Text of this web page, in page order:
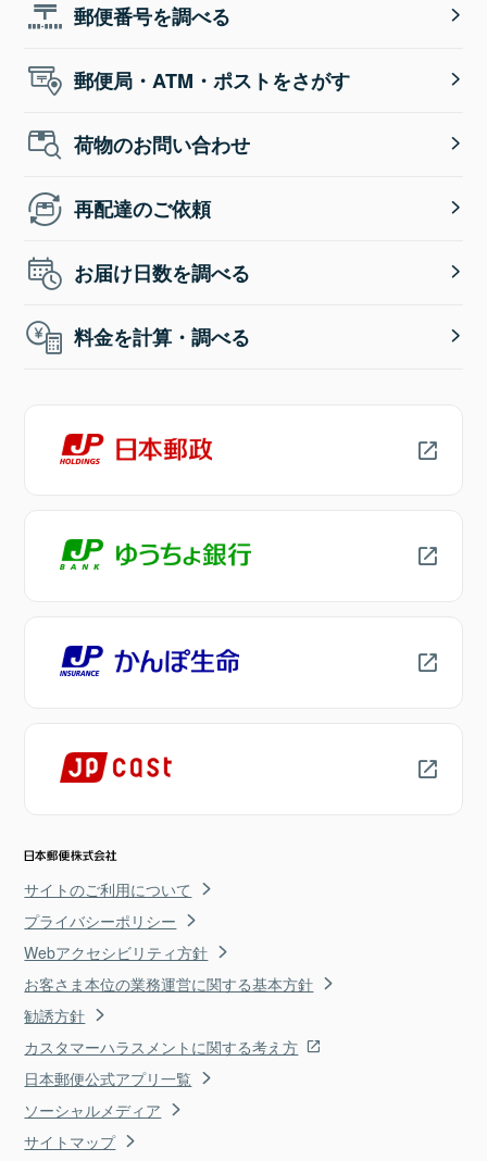
郵便番号を調べる
郵便局・ATM・ポストをさがす
荷物のお問い合わせ
再配達のご依頼
お届け日数を調べる
料金を計算・調べる
サイトのご利用について
プライバシーポリシー
Webアクセシビリティ方針
お客さま本位の業務運営に関する基本方針
勧誘方針
カスタマーハラスメントに関する考え方
日本郵便公式アプリ一覧
ソーシャルメディア
サイトマップ